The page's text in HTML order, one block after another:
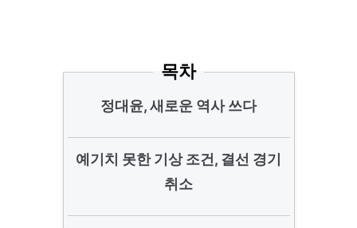
목차
정대윤, 새로운 역사 쓰다
예기치 못한 기상 조건, 결선 경기
취소